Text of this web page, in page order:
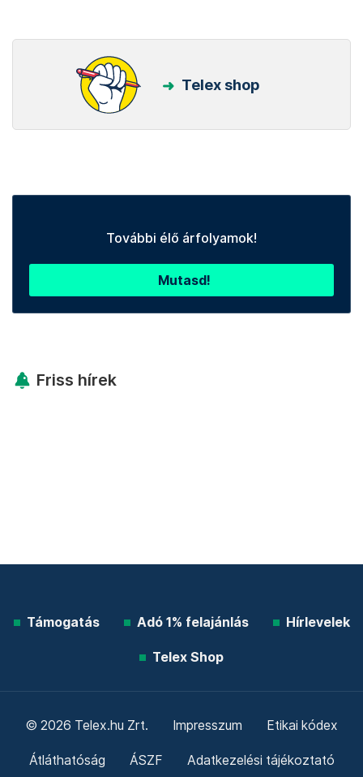
Telex shop
További élő árfolyamok!
Mutasd!
Friss hírek
Támogatás Adó 1% felajánlás Hírlevelek
Telex Shop
© 2026 Telex.hu Zrt. Impresszum Etikai kódex
Átláthatóság ÁSZF Adatkezelési tájékoztató